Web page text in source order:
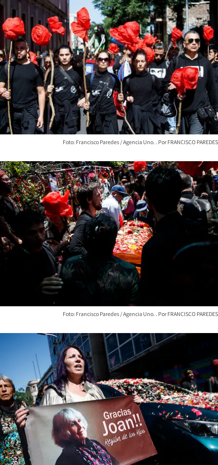
Foto: Francisco Paredes / Agencia Uno. FRANCISCO PAREDES
Foto: Francisco Paredes / Agencia Uno. FRANCISCO PAREDES